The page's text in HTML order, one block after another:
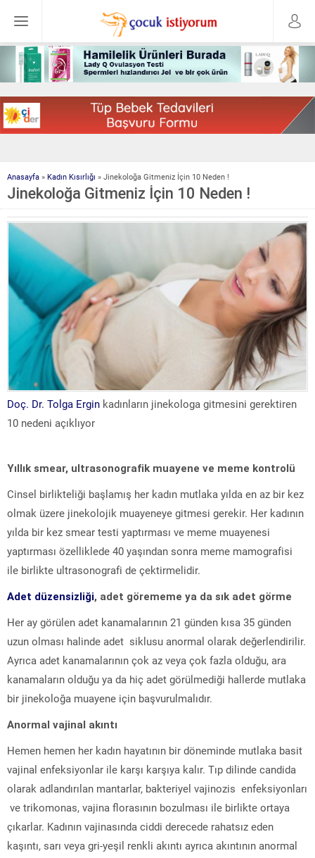
Anasayfa » Kadın Kısırlığı » Jinekoloğa Gitmeniz İçin 10 Neden !
Jinekoloğa Gitmeniz İçin 10 Neden !
Doç. Dr. Tolga Ergin kadınların jinekologa gitmesini gerektiren
10 nedeni açıklıyor
Yıllık smear, ultrasonografik muayene ve meme kontrolü
Cinsel birlikteliği başlamış her kadın mutlaka yılda en az bir kez
olmak üzere jinekolojik muayeneye gitmesi gerekir. Her kadının
yılda bir kez smear testi yaptırması ve meme muayenesi
yaptırması özelliklede 40 yaşından sonra meme mamografisi
ile birlikte ultrasonografi de çektirmelidir.
Adet düzensizliği, adet görememe ya da sık adet görme
Her ay görülen adet kanamalarının 21 günden kısa 35 günden
uzun olması halinde adet siklusu anormal olarak değerlendirilir.
Ayrıca adet kanamalarının çok az veya çok fazla olduğu, ara
kanamaların olduğu ya da hiç adet görülmediği hallerde mutlaka
bir jinekoloğa muayene için başvurulmalıdır.
Anormal vajinal akıntı
Hemen hemen her kadın hayatının bir döneminde mutlaka basit
vajinal enfeksiyonlar ile karşı karşıya kalır. Tıp dilinde candida
olarak adlandırılan mantarlar, bakteriyel vajinozis enfeksiyonları
ve trikomonas, vajina florasının bozulması ile birlikte ortaya
çıkarlar. Kadının vajinasında ciddi derecede rahatsız eden
kaşıntı, sarı veya gri-yeşil renkli akıntı ayrıca akıntının anormal